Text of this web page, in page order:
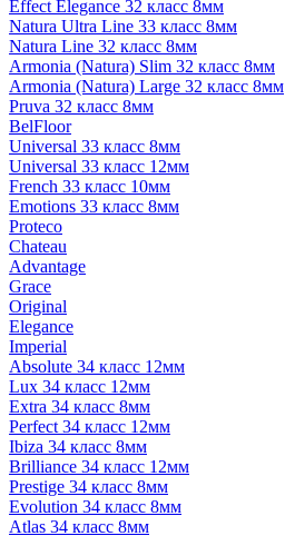
Effect Elegance 32 класс 8мм
Natura Ultra Line 33 класс 8мм
Natura Line 32 класс 8мм
Armonia (Natura) Slim 32 класс 8мм
Armonia (Natura) Large 32 класс 8мм
Pruva 32 класс 8мм
BelFloor
Universal 33 класс 8мм
Universal 33 класс 12мм
French 33 класс 10мм
Emotions 33 класс 8мм
Proteco
Chateau
Advantage
Grace
Original
Elegance
Imperial
Absolute 34 класс 12мм
Lux 34 класс 12мм
Extra 34 класс 8мм
Perfect 34 класс 12мм
Ibiza 34 класс 8мм
Brilliance 34 класс 12мм
Prestige 34 класс 8мм
Evolution 34 класс 8мм
Atlas 34 класс 8мм